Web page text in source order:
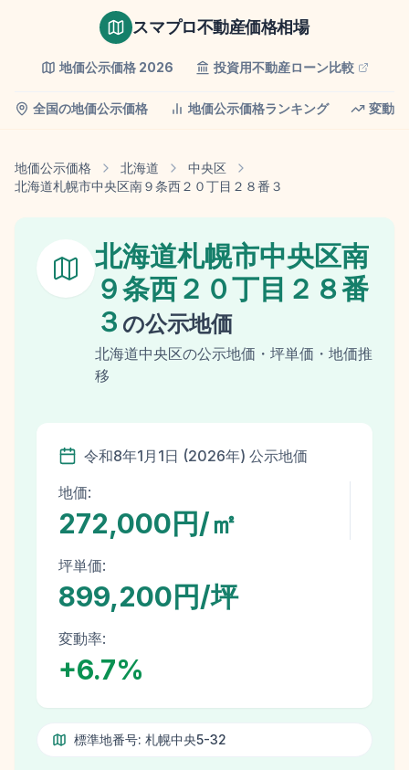
スマプロ不動産価格相場
地価公示価格 2026 投資用不動産ローン比較
全国の地価公示価格 地価公示価格ランキング 変動
地価公示価格 北海道
中央区
北海道札幌市中央区南９条西２０丁目２８番３
北海道札幌市中央区南
９条西２０丁目２８番
３ の公示地価
北海道中央区の公示地価 ・坪単価・地価推
移
令和8年1月1日 (2026年) 公示地価
地価:
272,000円/㎡
坪単価:
899,200円/坪
変動率:
+6.7%
標準地番号: 札幌中央5-32